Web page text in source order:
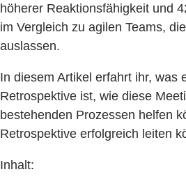
höherer Reaktionsfähigkeit und
im Vergleich zu agilen Teams,
auslassen.
In diesem Artikel erfahrt ihr, was
Retrospektive ist, wie diese
bestehenden Prozessen helfen
Retrospektive erfolgreich leiten
Inhalt: